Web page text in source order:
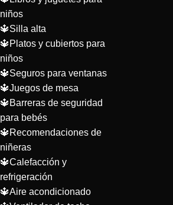
niños
🔱Silla alta
🔱Platos y cubiertos para
niños
🔱Seguros para ventanas
🔱Juegos de mesa
🔱Barreras de seguridad
para bebés
🔱Recomendaciones de
niñeras
🔱Calefacción y
refrigeración
🔱Aire acondicionado